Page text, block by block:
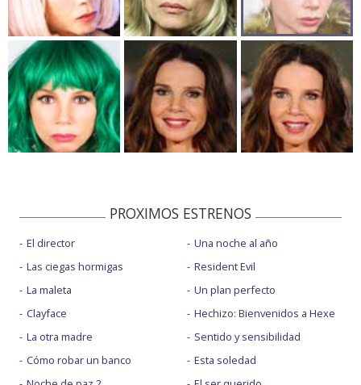
PROXIMOS ESTRENOS
El director
Las ciegas hormigas
La maleta
Clayface
La otra madre
Cómo robar un banco
Una noche al año
Resident Evil
Un plan perfecto
Hechizo: Bienvenidos a Hexe
Sentido y sensibilidad
Esta soledad